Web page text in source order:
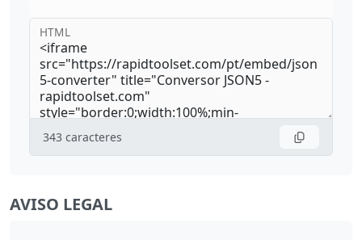
HTML
343 caracteres
AVISO LEGAL